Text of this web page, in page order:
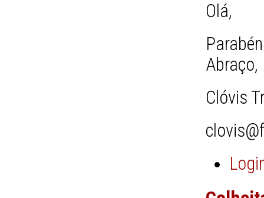
Olá,
Abraço,
Clóvis